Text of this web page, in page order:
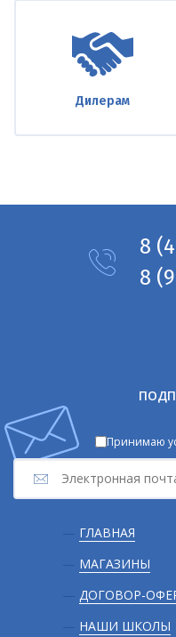
Дилерам
Подвал
ГЛАВНАЯ
МАГАЗИНЫ
ДОГОВОР-
НАШИ ШКОЛЫ
Принимаю
8
8